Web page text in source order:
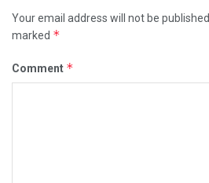
Your email address will not be published.
marked *
Comment *